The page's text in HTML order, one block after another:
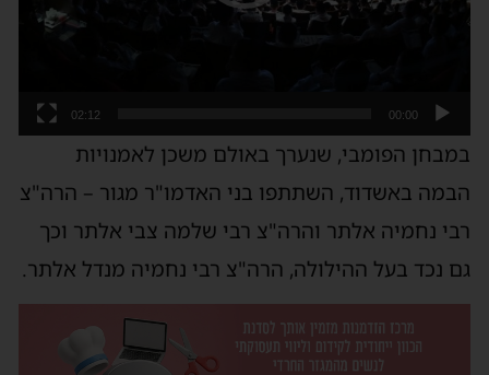
00:00
02:12
במבחן הפומבי, שנערך באולם משכן לאמנויות
הבמה באשדוד, השתתפו בני האדמו"ר מגור – הרה"צ
רבי נחמיה אלתר והרה"צ רבי שלמה צבי אלתר וכך
גם נכד בעל ההילולה, הרה"צ רבי נחמיה מנדל אלתר.